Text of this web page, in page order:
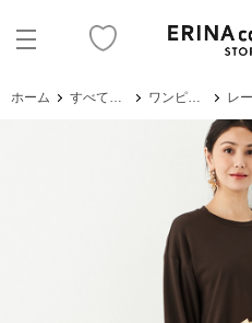
ホーム すべてのアイテム ワンピース・サロペット レ